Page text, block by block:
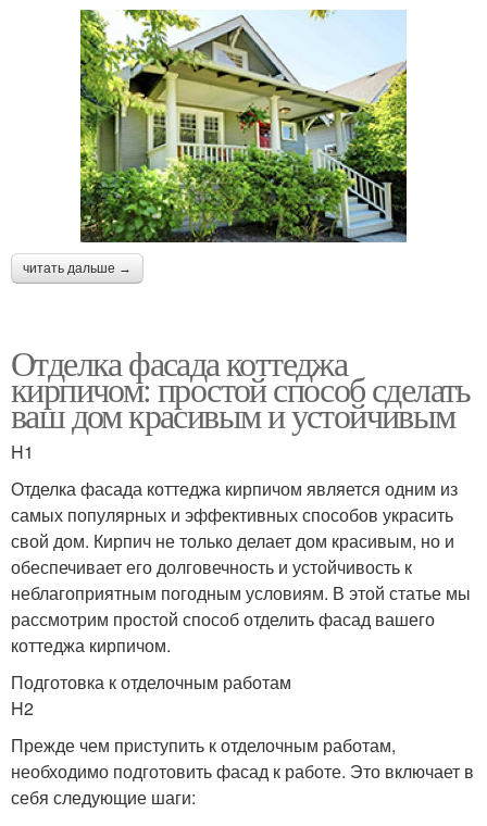
читать дальше →
Отделка фасада коттеджа
кирпичом: простой способ сделать
ваш дом красивым и устойчивым
H1
Отделка фасада коттеджа кирпичом является одним из
самых популярных и эффективных способов украсить
свой дом. Кирпич не только делает дом красивым, но и
обеспечивает его долговечность и устойчивость к
неблагоприятным погодным условиям. В этой статье мы
рассмотрим простой способ отделить фасад вашего
коттеджа кирпичом.
Подготовка к отделочным работам
H2
Прежде чем приступить к отделочным работам,
необходимо подготовить фасад к работе. Это включает в
себя следующие шаги: